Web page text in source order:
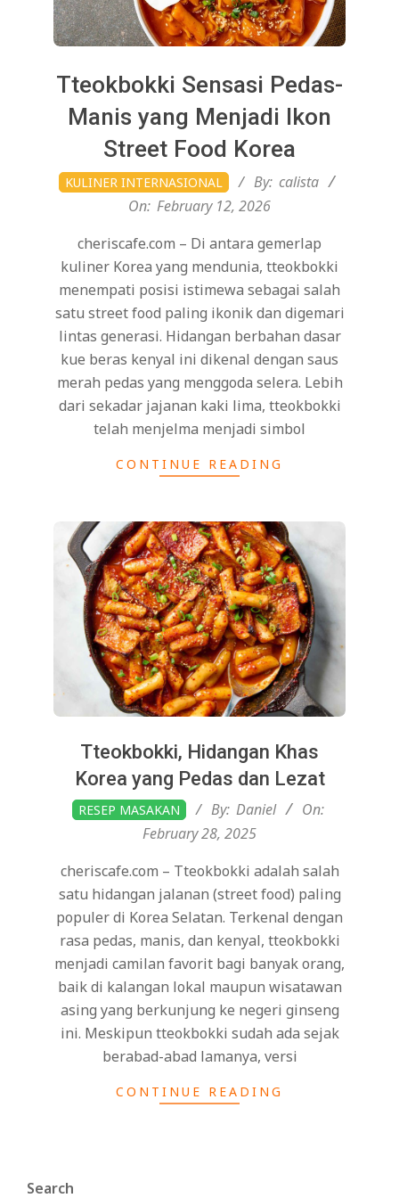
Tteokbokki Sensasi Pedas-
Manis yang Menjadi Ikon
Street Food Korea
2026-
02-
KULINER INTERNASIONAL By: calista
On: February 12, 2026
cheriscafe.com – Di antara gemerlap
kuliner Korea yang mendunia, tteokbokki
menempati posisi istimewa sebagai salah
satu street food paling ikonik dan digemari
lintas generasi. Hidangan berbahan dasar
kue beras kenyal ini dikenal dengan saus
merah pedas yang menggoda selera. Lebih
dari sekadar jajanan kaki lima, tteokbokki
telah menjelma menjadi simbol
CONTINUE READING
Tteokbokki, Hidangan Khas
Korea yang Pedas dan Lezat
2025-RESEP MASAKAN By: Daniel
On:
February 28, 2025
cheriscafe.com – Tteokbokki adalah salah
satu hidangan jalanan (street food) paling
populer di Korea Selatan. Terkenal dengan
rasa pedas, manis, dan kenyal, tteokbokki
menjadi camilan favorit bagi banyak orang,
baik di kalangan lokal maupun wisatawan
asing yang berkunjung ke negeri ginseng
ini. Meskipun tteokbokki sudah ada sejak
berabad-abad lamanya, versi
CONTINUE READING
Search